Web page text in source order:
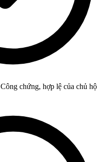
Công chứng, hợp lệ của chủ hộ